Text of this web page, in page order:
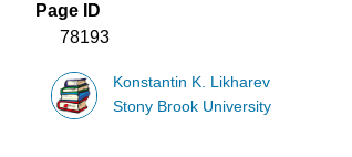
Page ID
78193
Konstantin K. Likharev
Stony Brook University